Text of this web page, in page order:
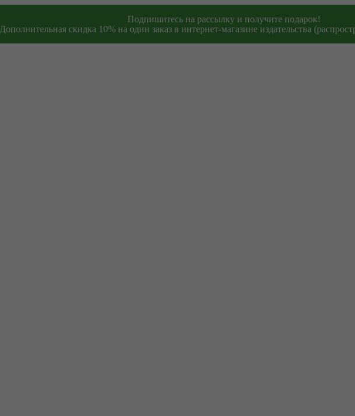
Подпишитесь на рассылку и получите подарок!
Дополнительная скидка 10% на один заказ в интернет-магазине издательства